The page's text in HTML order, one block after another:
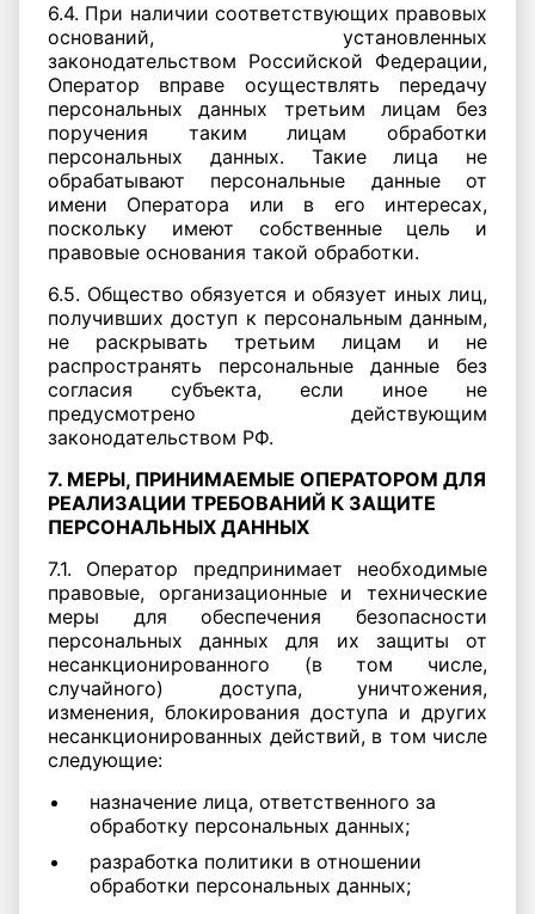
6.4. При наличии соответствующих правовых
оснований, установленных
законодательством Российской Федерации,
Оператор вправе осуществлять передачу
персональных данных третьим лицам без
поручения таким лицам обработки
персональных данных. Такие лица не
обрабатывают персональные данные от
имени Оператора или в его интересах,
поскольку имеют собственные цель и
правовые основания такой обработки.
6.5. Общество обязуется и обязует иных лиц,
получивших доступ к персональным данным,
не раскрывать третьим лицам и не
распространять персональные данные без
согласия субъекта, если иное не
предусмотрено действующим
законодательством РФ.
7. МЕРЫ, ПРИНИМАЕМЫЕ ОПЕРАТОРОМ ДЛЯ
РЕАЛИЗАЦИИ ТРЕБОВАНИЙ К ЗАЩИТЕ
ПЕРСОНАЛЬНЫХ ДАННЫХ
7.1. Оператор предпринимает необходимые
правовые, организационные и технические
меры для обеспечения безопасности
персональных данных для их защиты от
несанкционированного (в том числе,
случайного) доступа, уничтожения,
изменения, блокирования доступа и других
несанкционированных действий, в том числе
следующие:
назначение лица, ответственного за
обработку персональных данных;
разработка политики в отношении
обработки персональных данных;